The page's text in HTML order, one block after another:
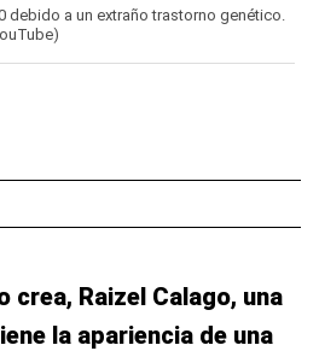
debido a un extraño trastorno genético.
crea, Raizel Calago, una
la apariencia de una